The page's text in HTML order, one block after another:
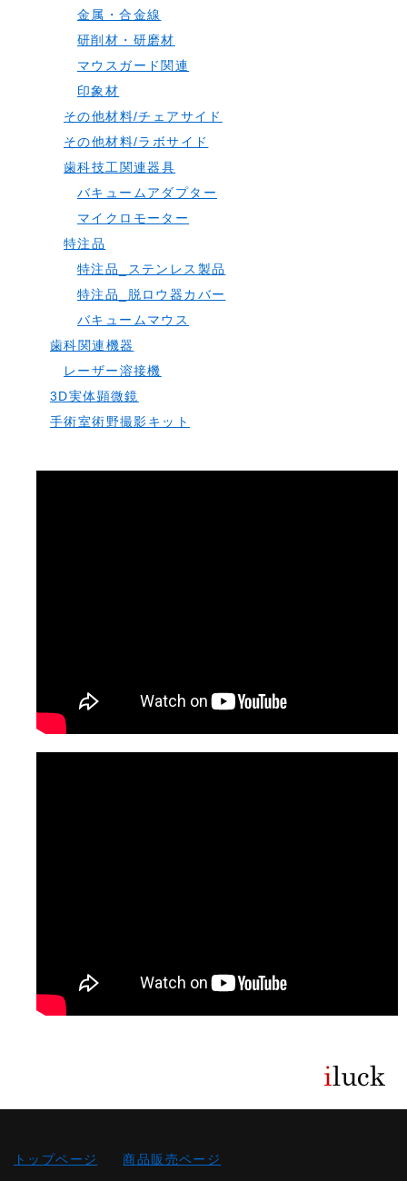
金属・合金線
研削材・研磨材
マウスガード関連
印象材
その他材料/チェアサイド
その他材料/ラボサイド
歯科技工関連器具
バキュームアダプター
マイクロモーター
特注品
特注品_ステンレス製品
特注品_脱ロウ器カバー
バキュームマウス
歯科関連機器
レーザー溶接機
3D実体顕微鏡
手術室術野撮影キット
トップページ 商品販売ページ